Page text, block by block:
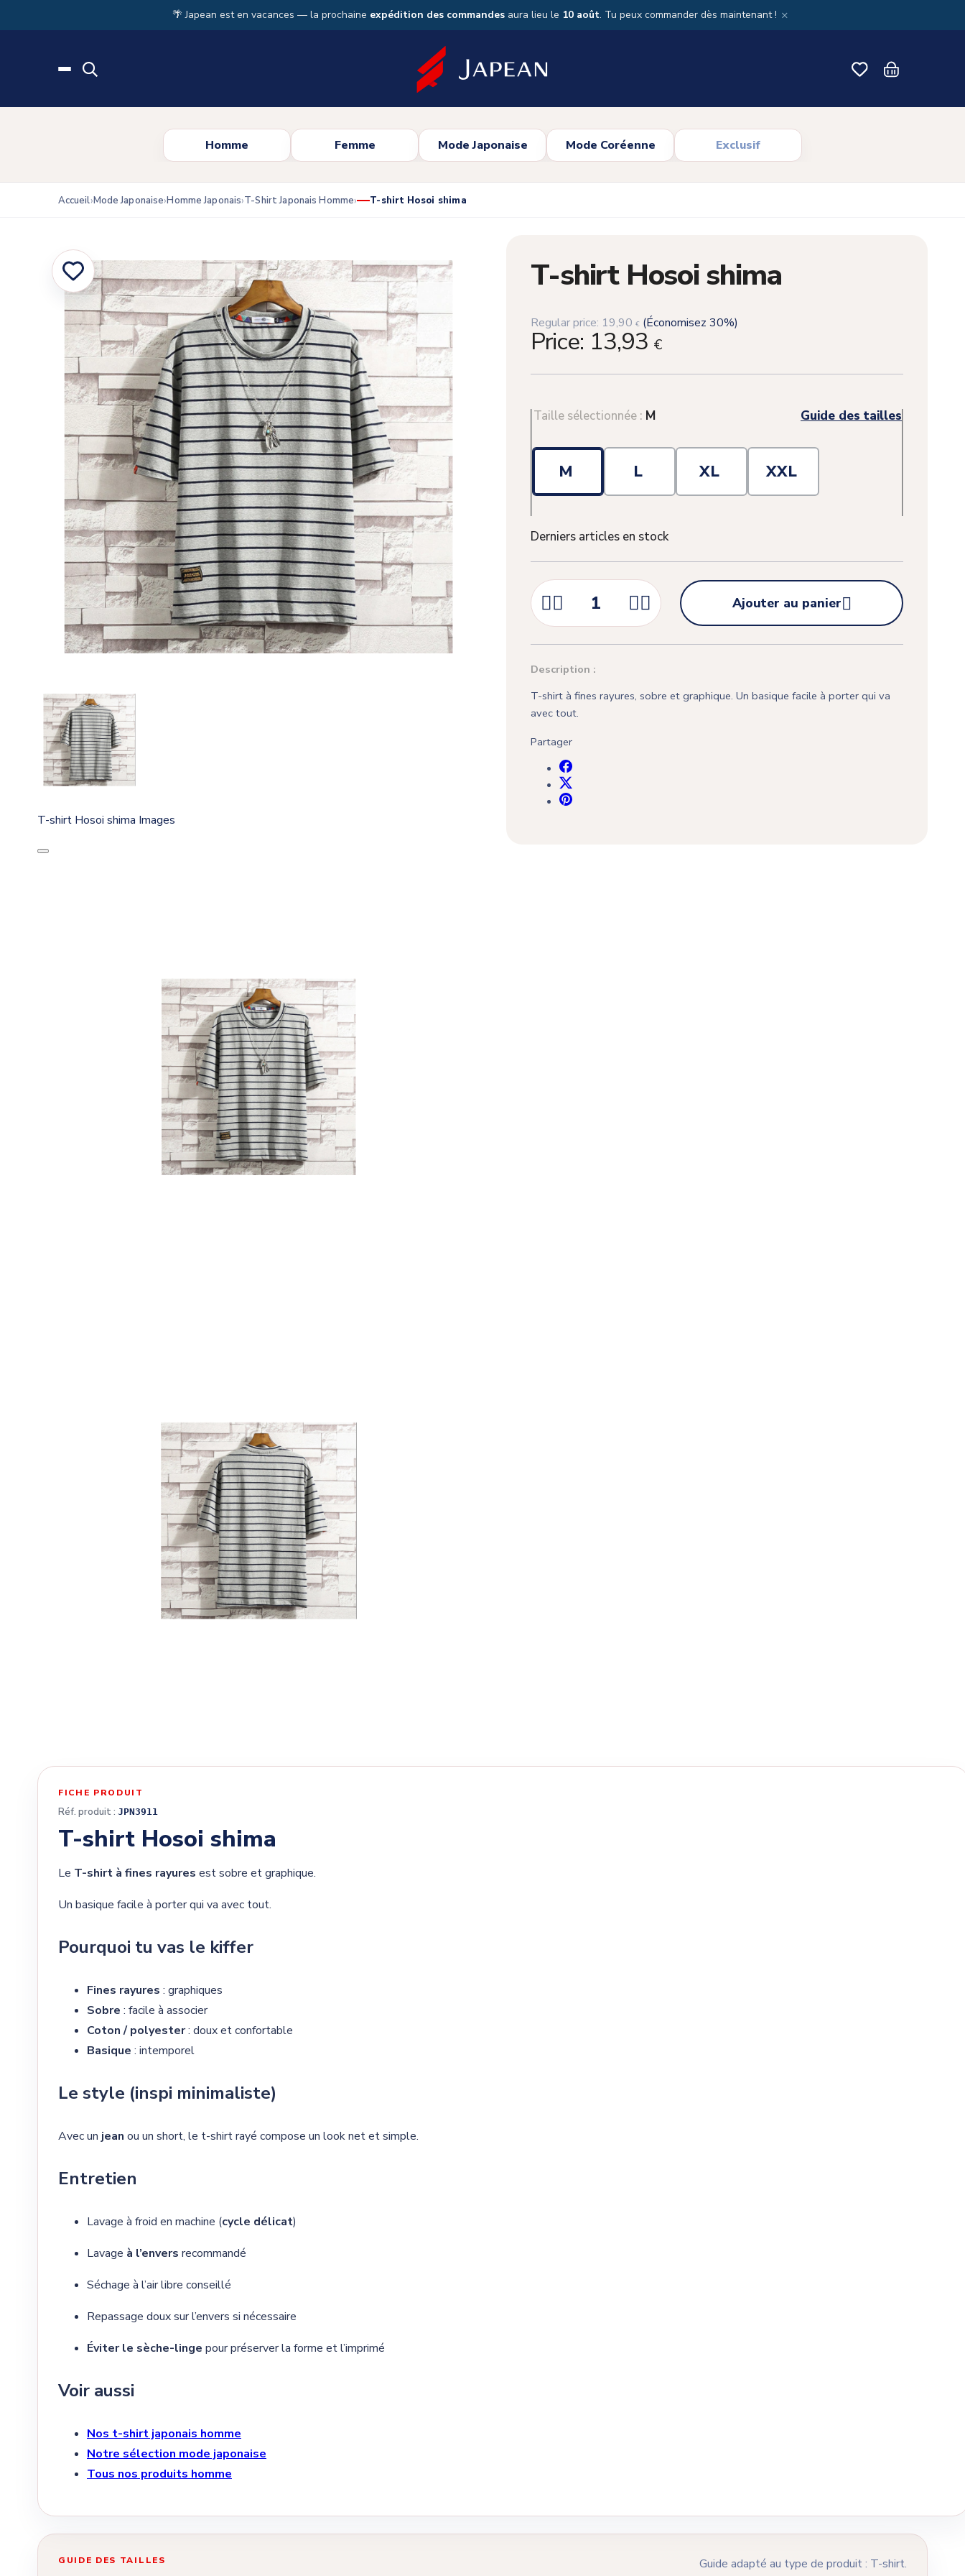
🌴 Japean est en vacances — la prochaine expédition des commandes aura lieu le 10 août. Tu peux commander dès maintenant ! ×
Homme Femme Mode Japonaise Mode Coréenne Exclusif
Accueil Mode Japonaise Homme Japonais T-Shirt Japonais Homme T-shirt Hosoi shima
T-shirt Hosoi shima Images
T-shirt Hosoi shima
Regular price: 19,90€ (Économisez 30%)
Price: 13,93 €
Taille sélectionnée : M Guide des tailles
M L XL XXL
Derniers articles en stock
  
Ajouter au panier
Description :
T-shirt à fines rayures, sobre et graphique. Un basique facile à porter qui va
avec tout.
Partager
FICHE PRODUIT
Réf. produit : JPN3911
T-shirt Hosoi shima
Le T-shirt à fines rayures est sobre et graphique.
Un basique facile à porter qui va avec tout.
Pourquoi tu vas le kiffer
Fines rayures : graphiques
Sobre : facile à associer
Coton / polyester: doux et confortable
Basique : intemporel
Le style (inspi minimaliste)
Avec un jean ou un short, le t-shirt rayé compose un look net et simple.
Entretien
Lavage à froid en machine (cycle délicat)
Lavage à l’envers recommandé
Séchage à l’air libre conseillé
Repassage doux sur l’envers si nécessaire
Éviter le sèche-linge pour préserver la forme et l’imprimé
Voir aussi
Nos t-shirt japonais homme
Notre sélection mode japonaise
Tous nos produits homme
GUIDE DES TAILLES Guide adapté au type de produit : T-shirt.